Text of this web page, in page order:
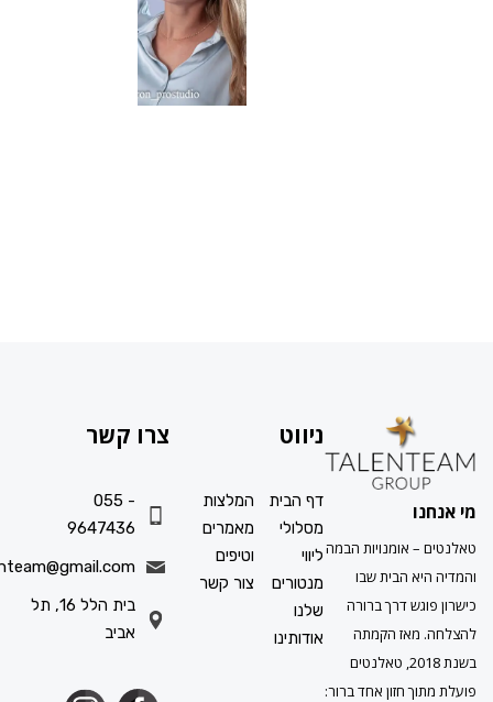
אומנויות הבמה
הבית שבו
דרך ברורה
הקמתה
בשנת 2018, טאלנטים
חזון אחד ברור:
ניווט
ליווי
מנטורים
שלנו
אודותינו
המלצות
מאמרים
וטיפים
צור קשר
צרו קשר
055 -
9647436
info.talenteam@gmail.com
בית הלל 16, תל